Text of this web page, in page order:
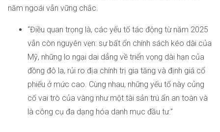
năm ngoái vẫn vững chắc.
“Điều quan trọng là, các yếu tố tác động từ năm 2025
vẫn còn nguyên vẹn: sự bất ổn chính sách kéo dài của
Mỹ, những lo ngại dai dẳng về triển vọng dài hạn của
đồng đô la, rủi ro địa chính trị gia tăng và định giá cổ
phiếu ở mức cao. Cùng nhau, những yếu tố này củng
cố vai trò của vàng như một tài sản trú ẩn an toàn và
là công cụ đa dạng hóa danh mục đầu tư.”